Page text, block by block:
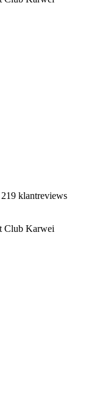
klantreviews
Club Karwei